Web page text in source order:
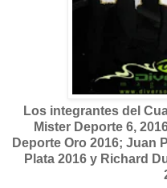
Los integrantes del
Mister Deporte 6,
Deporte Oro 2016; Juan
Plata 2016 y Richard